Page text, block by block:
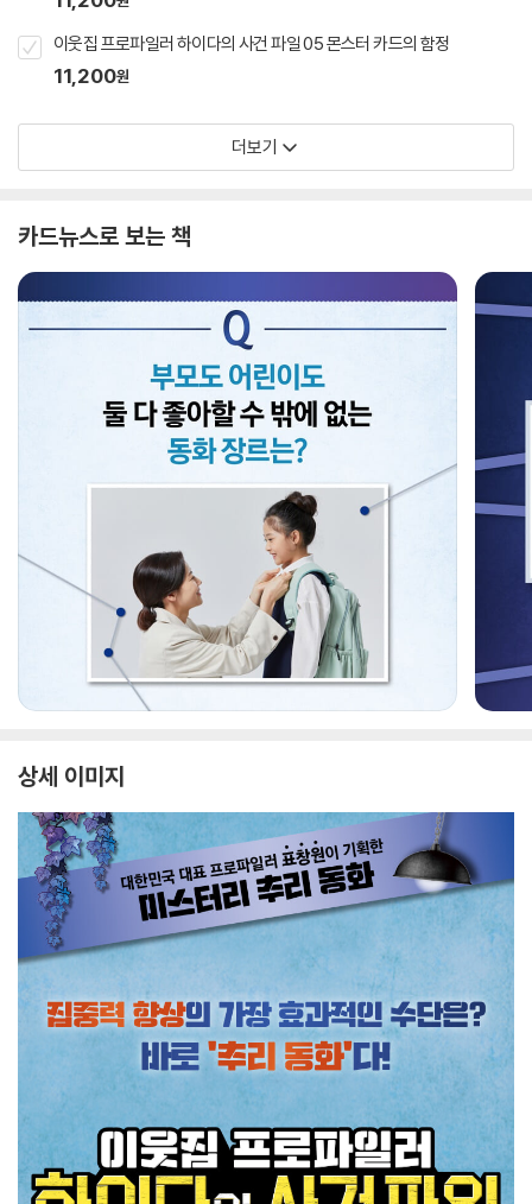
이웃집 프로파일러 하이다의 사건 파일 05 몬스터 카드의 함정
11,200원
더보기
카드뉴스로 보는 책
상세 이미지